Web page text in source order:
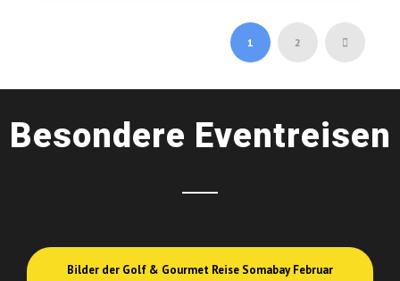
1 2
Besondere Eventreisen
Bilder der Golf & Gourmet Reise Somabay Februar